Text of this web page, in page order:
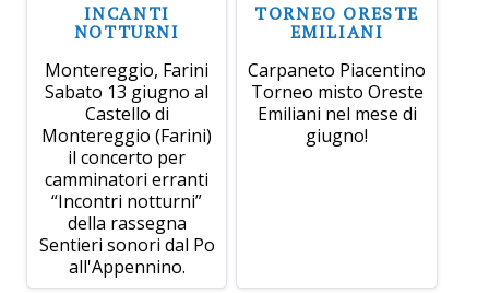
INCANTI
NOTTURNI
Montereggio, Farini
Sabato 13 giugno al
Castello di
Montereggio (Farini)
il concerto per
camminatori erranti
“Incontri notturni”
della rassegna
Sentieri sonori dal Po
all'Appennino.
TORNEO ORESTE
EMILIANI
Carpaneto Piacentino
Torneo misto Oreste
Emiliani nel mese di
giugno!